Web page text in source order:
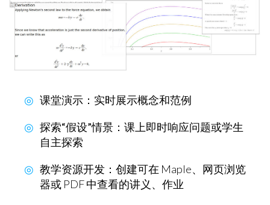
课堂演示‌ ：实时展示概念和范例
探索“假设”情景 ：课上即时响应问题或学生
自主探索
教学资源开发‌ ：创建可在 Maple、网页浏览
器或 PDF 中查看的讲义、作业